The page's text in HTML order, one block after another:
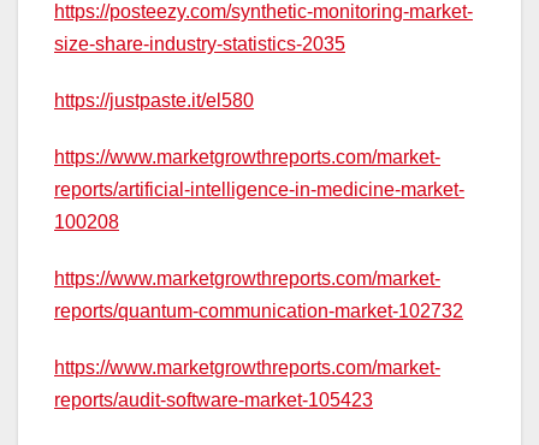
https://posteezy.com/synthetic-monitoring-market-
size-share-industry-statistics-2035
https://justpaste.it/el580
https://www.marketgrowthreports.com/market-
reports/artificial-intelligence-in-medicine-market-
100208
https://www.marketgrowthreports.com/market-
reports/quantum-communication-market-102732
https://www.marketgrowthreports.com/market-
reports/audit-software-market-105423